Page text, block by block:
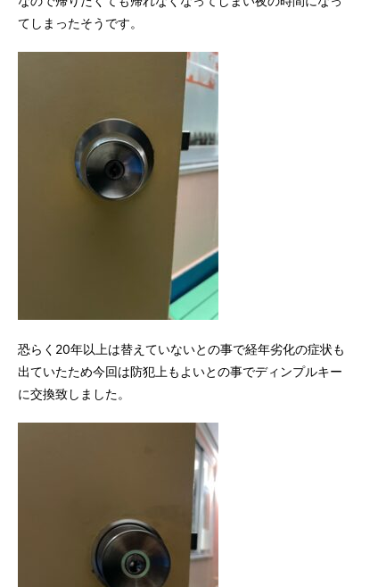
てしまったそうです。
恐らく20年以上は替えていないとの事で経年劣化の症状も
出ていたため今回は防犯上もよいとの事でディンプルキー
に交換致しました。